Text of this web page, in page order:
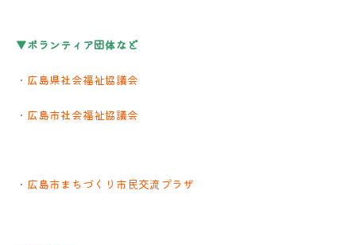
▼ボランティア団体など
・ 広島県社会福祉協議会
・ 広島市社会福祉協議会
・ 広島市まちづくり市民交流プラザ